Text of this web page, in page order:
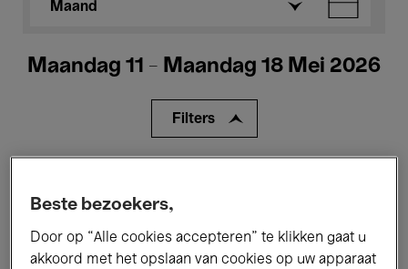
Maand
Maandag 11 - Maandag 18 Mei 2026
Filters
Performances Lezingen & Debatten
Beste bezoekers,
Door op “Alle cookies accepteren” te klikken gaat u
akkoord met het opslaan van cookies op uw apparaat